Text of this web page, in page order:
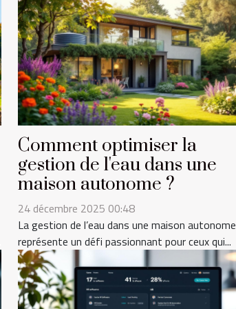
Comment optimiser la
gestion de l'eau dans une
maison autonome ?
24 décembre 2025 00:48
La gestion de l’eau dans une maison autonome
représente un défi passionnant pour ceux qui...